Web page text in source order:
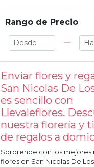
Rango de Precio
—
Enviar flores y
San Nicolas De
es sencillo con
Llevaleflores.
nuestra florería y
de regalos a
Sorprende con los mejores
flores en San Nicolas De